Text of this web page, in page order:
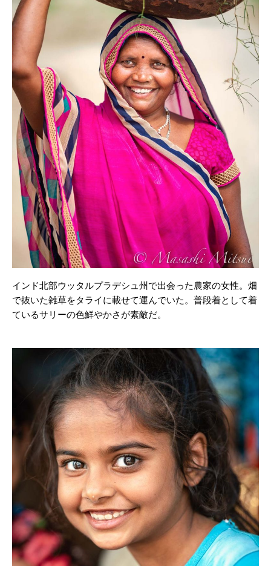
インド北部ウッタルプラデシュ州で出会った農家の女性。畑
で抜いた雑草をタライに載せて運んでいた。普段着として着
ているサリーの色鮮やかさが素敵だ。